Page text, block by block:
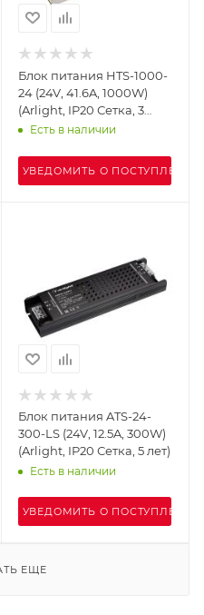
Блок питания HTS-1000-
24 (24V, 41.6A, 1000W)
(Arlight, IP20 Сетка, 3
года)
Есть в наличии
УВЕДОМИТЬ О ПОСТУПЛЕНИИ
Блок питания ATS-24-
300-LS (24V, 12.5A, 300W)
(Arlight, IP20 Сетка, 5 лет)
Есть в наличии
УВЕДОМИТЬ О ПОСТУПЛЕНИИ
ЕЩЕ